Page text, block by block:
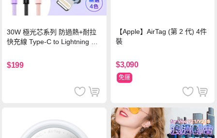
30W 極光芯系列 防過熱+耐拉
快充線 Type-C to Lightning 傳
$199
【Apple】AirTag (第 2 代) 4件
裝
$3,090
免運